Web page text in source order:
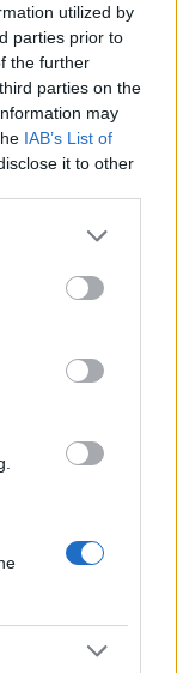
utilized by
parties prior to
the further
parties on the
may
IAB’s List of
it to other
more Google
may click to
party tags to
below Google
郁郁葱葱景观
分辨率。
肴。它能为你
拉，口感爽
试把它作为披
彩。它冷热皆
烹饪灵感。